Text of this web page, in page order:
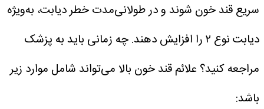
سریع قند خون شوند و در طولانی‌مدت خطر دیابت، به‌ویژه
دیابت نوع ۲ را افزایش دهند.
چه زمانی باید به پزشک
مراجعه کنید؟ علائم قند خون بالا می‌تواند شامل موارد زیر
باشد: